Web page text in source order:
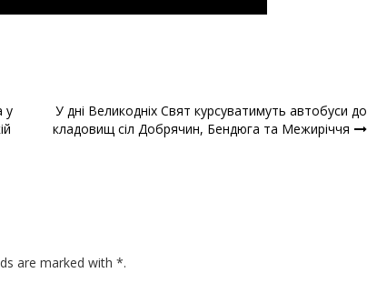
у
У дні Великодніх Свят курсуватимуть автобуси до
кладовищ сіл Добрячин, Бендюга та Межиріччя
are marked with *.